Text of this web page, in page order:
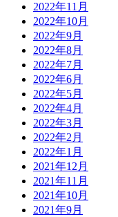
2022年11月
2022年10月
2022年9月
2022年8月
2022年7月
2022年6月
2022年5月
2022年4月
2022年3月
2022年2月
2022年1月
2021年12月
2021年11月
2021年10月
2021年9月